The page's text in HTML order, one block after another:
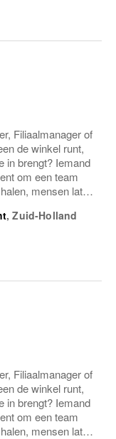
Filiaalmanager of
de winkel runt,
in brengt? Iemand
om een team
mensen laten
,Zuid-Holland
Filiaalmanager of
de winkel runt,
in brengt? Iemand
om een team
mensen laten